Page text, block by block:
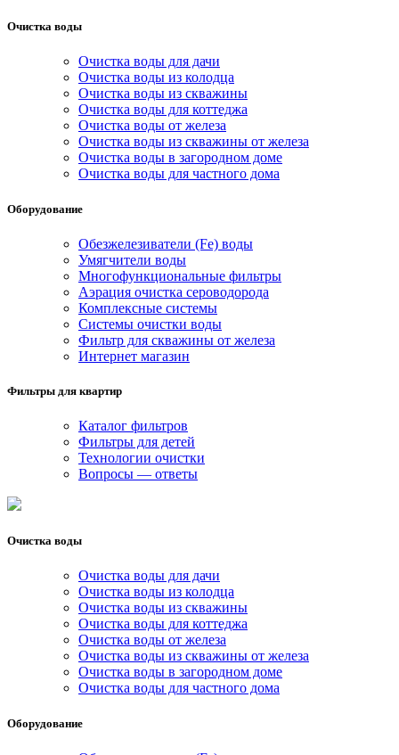
Очистка воды
Очистка воды для дачи
Очистка воды из колодца
Очистка воды из скважины
Очистка воды для коттеджа
Очистка воды от железа
Очистка воды из скважины от железа
Очистка воды в загородном доме
Очистка воды для частного дома
Оборудование
Обезжелезиватели (Fe) воды
Умягчители воды
Многофункциональные фильтры
Аэрация очистка сероводорода
Комплексные системы
Системы очистки воды
Фильтр для скважины от железа
Интернет магазин
Фильтры для квартир
Каталог фильтров
Фильтры для детей
Технологии очистки
Вопросы — ответы
Очистка воды
Очистка воды для дачи
Очистка воды из колодца
Очистка воды из скважины
Очистка воды для коттеджа
Очистка воды от железа
Очистка воды из скважины от железа
Очистка воды в загородном доме
Очистка воды для частного дома
Оборудование